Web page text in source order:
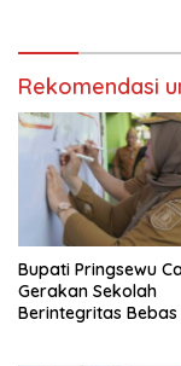
Rekomendasi
Bupati Pringsewu
Gerakan Sekolah
Berintegritas Bebas